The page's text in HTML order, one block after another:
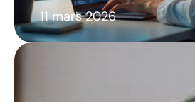
11 mars 2026